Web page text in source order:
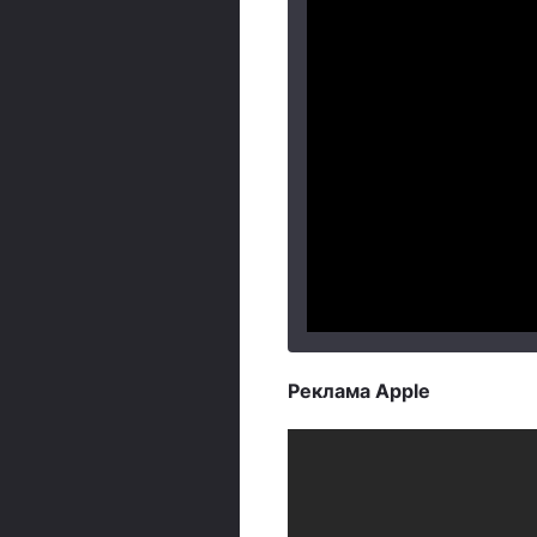
Реклама Apple